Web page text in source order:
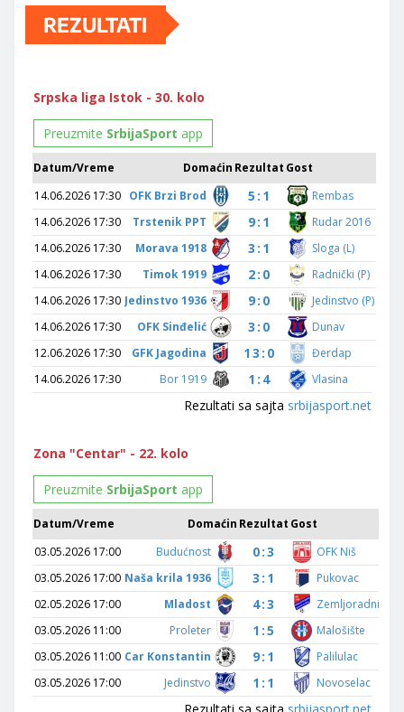
REZULTATI